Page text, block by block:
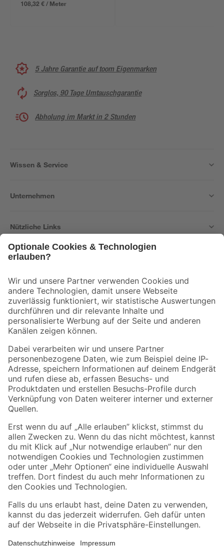
108,32 € / Meter
5 Jahre Garantie auf toom Eigenmarken
Sorglos, 90 Tage Umtauschgarantie
Abholung im Markt in 2 Stunden
Wissen & Service
Unternehmen
Nützliche Links
Der toom Newsletter: Keine Angebote und Aktionen mehr verpassen!
Zur Newsletter Anmeldung
Folge uns
Zahlungsarten Versandarten
Sicher einkaufen
Jetzt die toom-App herunterladen
Alle Preisangaben in EUR inkl. gesetzl. MwSt.. Die dargestellten Angebote sind unter
Umständen nicht in allen Märkten verfügbar. Die angegebenen Verfügbarkeiten beziehen
Produkte nur solange der Vorrat reicht.
*Paketversand ab 59 € versandkostenfrei, gilt nicht für Artikel mit Speditionsversand, hier